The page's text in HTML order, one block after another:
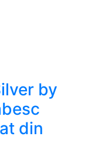
by
din